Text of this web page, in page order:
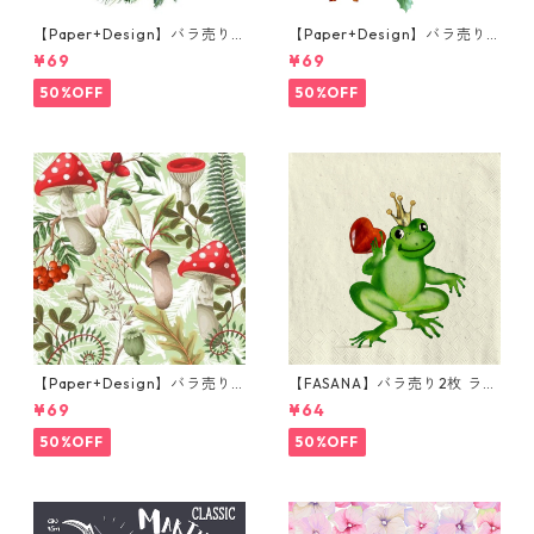
【Paper+Design】バラ売り2
枚 ランチサイズ ペーパーナプ
キン Joyful wreath ホワイト
¥69
50%OFF
【Paper+Design】バラ売り2
枚 ランチサイズ ペーパーナプ
キン Forest Squirrel ホワイ
ト
¥69
50%OFF
【Paper+Design】バラ売り2
枚 ランチサイズ ペーパーナプ
キン Forest Fungi グリーン
¥69
50%OFF
【FASANA】バラ売り2枚 ラン
チサイズ ペーパーナプキン Fr
og prince ナチュラル
¥64
50%OFF